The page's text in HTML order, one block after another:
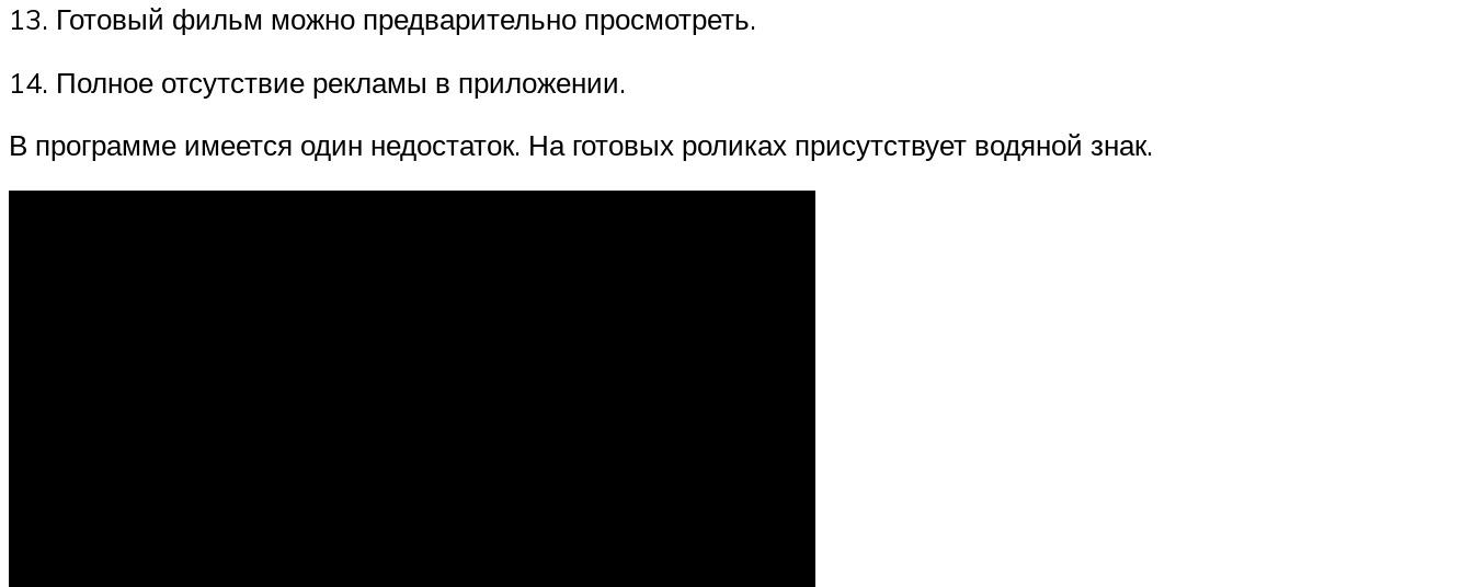
13. Готовый фильм можно предварительно просмотреть.
14. Полное отсутствие рекламы в приложении.
В программе имеется один недостаток. На готовых роликах присутствует водяной знак.